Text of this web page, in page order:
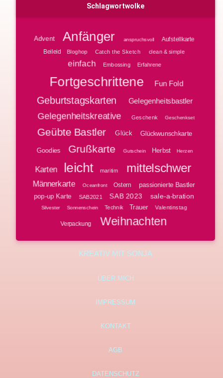
Schlagwortwolke
Advent Anfänger anspruchsvoll
Aufstellkarte
Beileid
Bloghop Catch the Sketch clean & simple
einfach Embossing Erfahrene
Fortgeschrittene Fun Fold
Geburtstagskarten Gelegenheitsbastler
Gelegenheitskreative Geschenk Geschenkset
Geübte Bastler Glück Glückwunschkarte
Goodies Grußkarte Gutschein Herbst Herzen
Karten leicht maritim mittelschwer
Männerkarte Oceanfront Ostern
passionierte Bastler
pop-up Karte
SAB2021 SAB 2023 sale-a-bration
Silvester Sonnenschein Technik Trauer Valentinstag
Verpackung Weihnachten
KREATIV MIT SONJA
ÜBER MICH
IMPRESSUM
KONTAKT
AGB
DATENSCHUTZ